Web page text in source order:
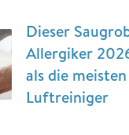
Dieser
Allergiker
als die
Luftreiniger